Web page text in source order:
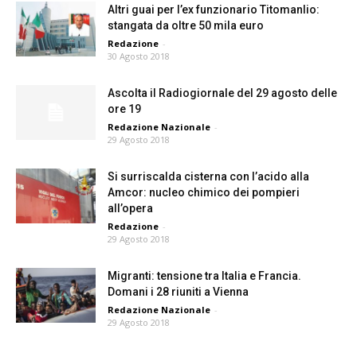
Altri guai per l’ex funzionario Titomanlio:
stangata da oltre 50 mila euro
Redazione -
30 Agosto 2018
Ascolta il Radiogiornale del 29 agosto delle
ore 19
Redazione Nazionale -
29 Agosto 2018
Si surriscalda cisterna con l’acido alla
Amcor: nucleo chimico dei pompieri
all’opera
Redazione -
29 Agosto 2018
Migranti: tensione tra Italia e Francia.
Domani i 28 riuniti a Vienna
Redazione Nazionale -
29 Agosto 2018